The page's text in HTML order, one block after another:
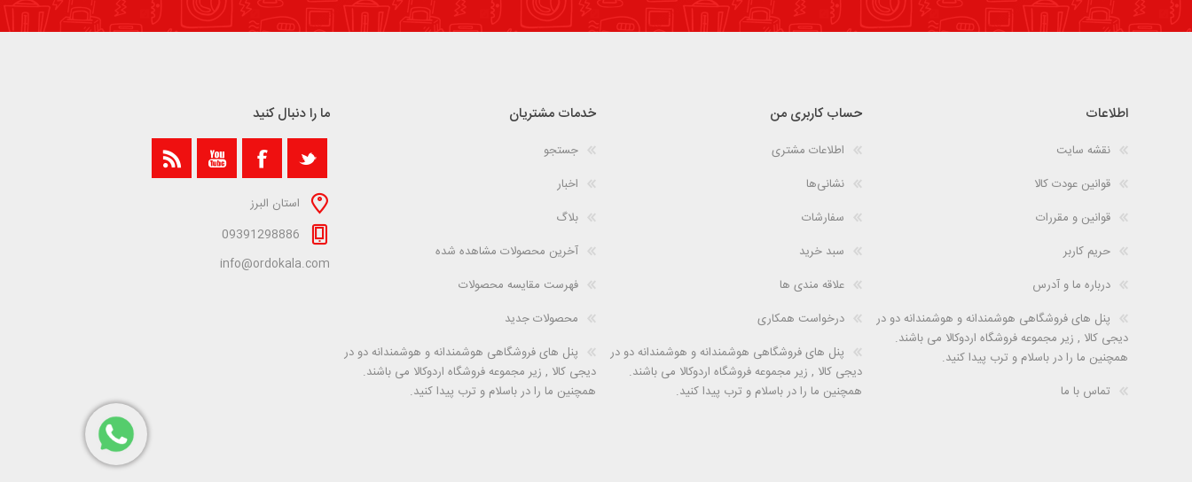
اطلاعات
نقشه سایت
قوانین عودت کالا
قوانین و مقررات
حریم کاربر
درباره ما و آدرس
پنل های فروشگاهی هوشمندانه و هوشمندانه دو در
دیجی کالا , زیر مجموعه فروشگاه اردوکالا می باشند.
همچنین ما را در باسلام و ترب پیدا کنید.
تماس با ما
حساب کاربری من
اطلاعات مشتری
نشانی‌ها
سفارشات
سبد خرید
علاقه مندی ها
درخواست همکاری
پنل های فروشگاهی هوشمندانه و هوشمندانه دو در
دیجی کالا , زیر مجموعه فروشگاه اردوکالا می باشند.
همچنین ما را در باسلام و ترب پیدا کنید.
خدمات مشتریان
جستجو
اخبار
بلاگ
آخرین محصولات مشاهده شده
فهرست مقایسه محصولات
محصولات جدید
پنل های فروشگاهی هوشمندانه و هوشمندانه دو در
دیجی کالا , زیر مجموعه فروشگاه اردوکالا می باشند.
همچنین ما را در باسلام و ترب پیدا کنید.
ما را دنبال کنید
استان البرز
09391298886
info@ordokala.com